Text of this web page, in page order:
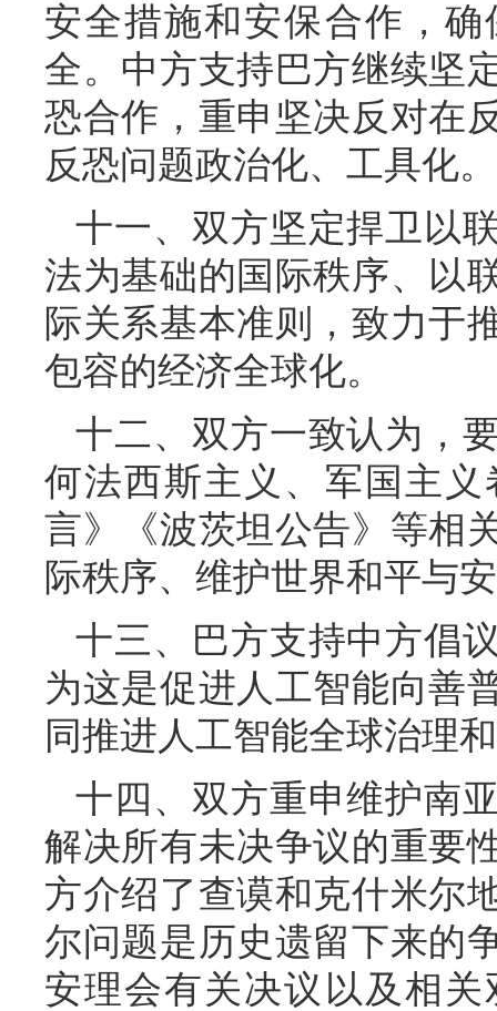
安全措施和安保合作，
全。中方支持巴方继续坚
恐合作，重申坚决反对在
反恐问题政治化、工具化。
十一、双方坚定捍卫以
法为基础的国际秩序、以
际关系基本准则，致力于
包容的经济全球化。
十二、双方一致认为，
何法西斯主义、军国主
言》《波茨坦公告》等相
际秩序、维护世界和平与
十三、巴方支持中方倡
为这是促进人工智能向善
同推进人工智能全球治理
十四、双方重申维护南
解决所有未决争议的重要
方介绍了查谟和克什米尔
尔问题是历史遗留下来的
安理会有关决议以及相